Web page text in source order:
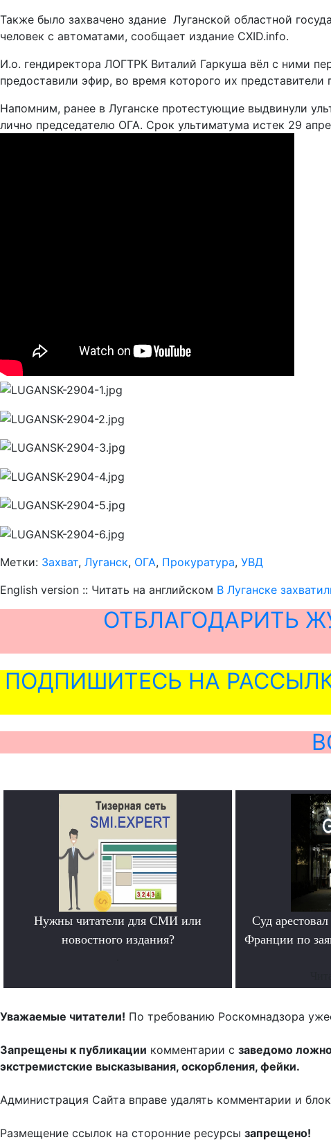
Также было захвачено здание Луганской областной
человек с автоматами, сообщает издание CXID.info.
И.о. гендиректора ЛОГТРК Виталий Гаркуша вёл с ними
предоставили эфир, во время которого их представители
Напомним, ранее в Луганске протестующие выдвинули
лично председателю ОГА. Срок ультиматума истек 29
Метки: Захват, Луганск, ОГА, Прокуратура, УВД
English version :: Читать на английском В Луганске
ОТБЛАГОДАРИТЬ
ПОДПИШИТЕСЬ НА
Нужны читатели для СМИ или
новостного издания?
Суд
Франции по
Уважаемые читатели! По требованию Роскомнадзора
Запрещены к публикации комментарии с заведомо
экстремистские высказывания, оскорбления, фейки.
Администрация Сайта вправе удалять комментарии и
Размещение ссылок на сторонние ресурсы запрещено!